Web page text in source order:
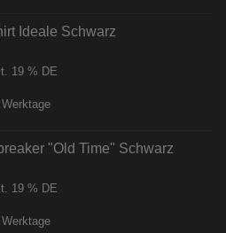
Ideale Schwarz
19 % DE
"Old Time" Schwarz
19 % DE